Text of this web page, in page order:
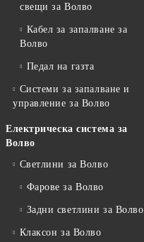
свещи за Волво
Кабел за запалване за
Волво
Педал на газта
Системи за запалване и
управление за Волво
Електрическа система за
Волво
Светлини за Волво
Фарове за Волво
Задни светлини за Волво
Клаксон за Волво